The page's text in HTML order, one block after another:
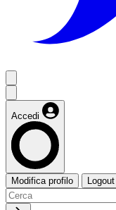
Accedi
Modifica profilo Logout